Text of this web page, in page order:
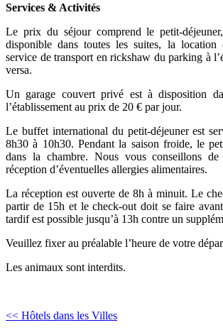
Services & Activités
Le prix du séjour comprend le petit-
disponible dans toutes les suites, la
service de transport en rickshaw du parking à
versa.
Un garage couvert privé est à disposition
l’établissement au prix de 20 € par jour.
Le buffet international du petit-déjeuner est
8h30 à 10h30. Pendant la saison froide, le
dans la chambre. Nous vous conseillons
réception d’éventuelles allergies alimentaires.
La réception est ouverte de 8h à minuit. Le
partir de 15h et le check-out doit se faire
tardif est possible jusqu’à 13h contre un
Veuillez fixer au préalable l’heure de votre
Les animaux sont interdits.
<< Hôtels dans les Villes